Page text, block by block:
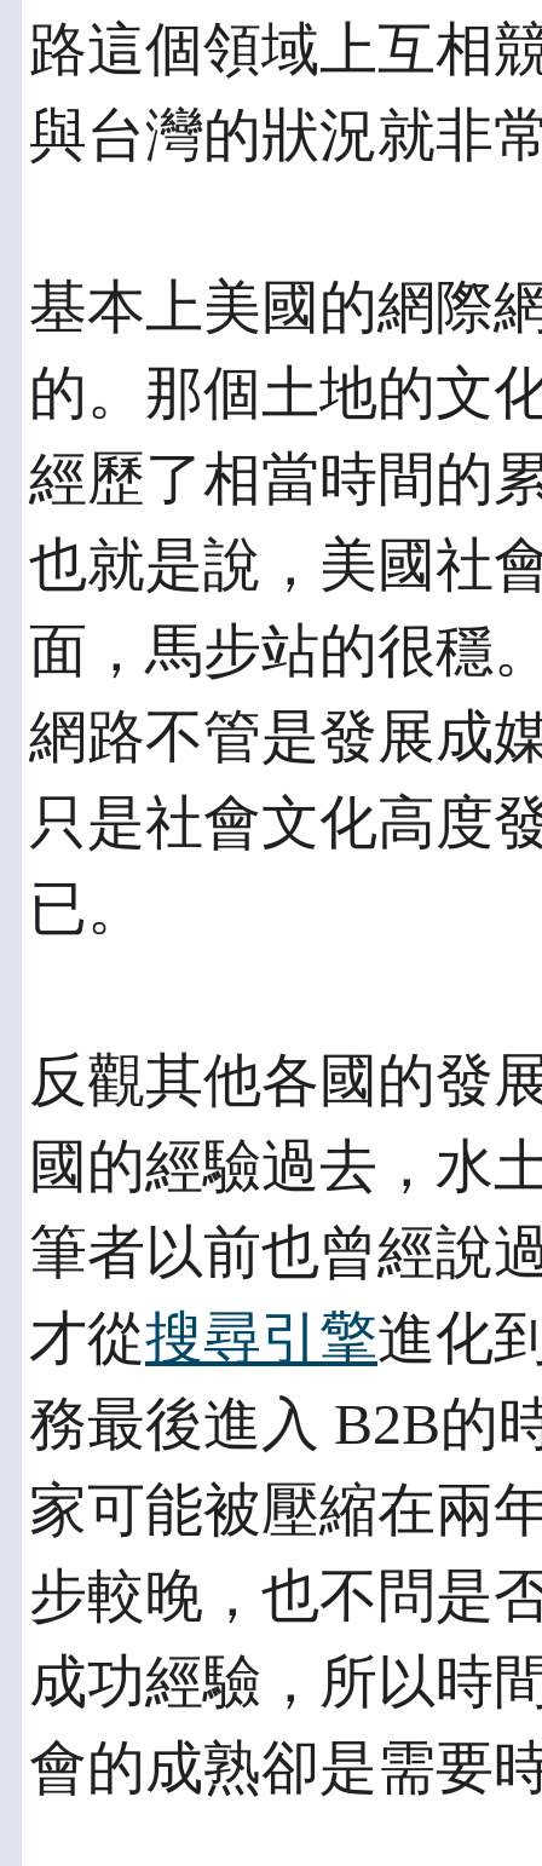
路這個領域上互相
與台灣的狀況就非
基本上美國的網際
的。那個土地的文
經歷了相當時間的
也就是說，美國社
面，馬步站的很穩
網路不管是發展成
只是社會文化高度
已。
反觀其他各國的發
國的經驗過去，水
筆者以前也曾經說
才從搜尋引擎進化
務最後進入 B2B的
家可能被壓縮在兩
步較晚，也不問是
成功經驗，所以時
會的成熟卻是需要